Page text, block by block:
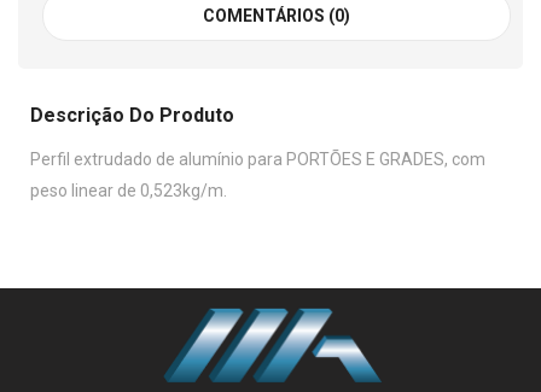
COMENTÁRIOS (0)
Descrição Do Produto
Perfil extrudado de alumínio para PORTÕES E GRADES, com
peso linear de 0,523kg/m.